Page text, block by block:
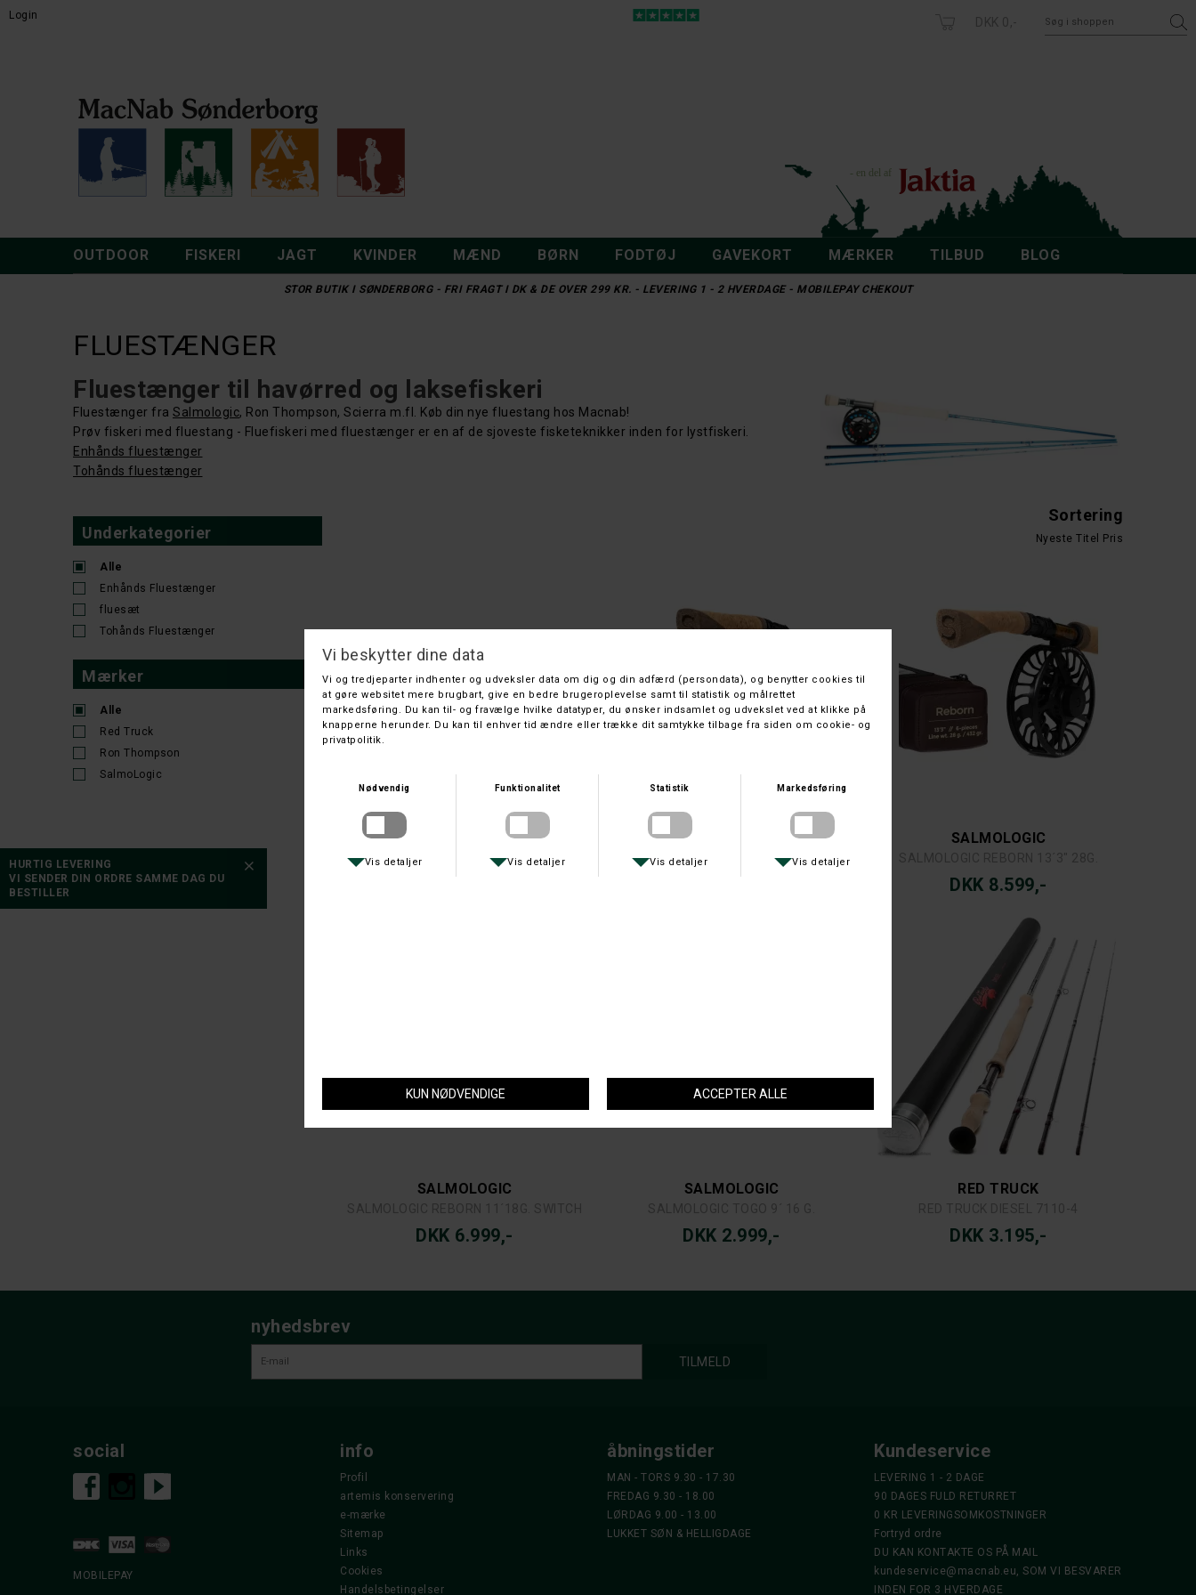
HURTIG LEVERING
VI SENDER DIN ORDRE SAMME DAG DU
BESTILLER
Login DKK 0,-
OUTDOOR FISKERI JAGT KVINDER MÆND BØRN FODTØJ GAVEKORT MÆRKER TILBUD BLOG
STOR BUTIK I SØNDERBORG - FRI FRAGT I DK & DE OVER 299 KR. - LEVERING 1 - 2 HVERDAGE - MOBILEPAY CHEKOUT
FLUESTÆNGER
Fluestænger til havørred og laksefiskeri
Fluestænger fra Salmologic, Ron Thompson, Scierra m.fl. Køb din nye fluestang hos Macnab!
Prøv fiskeri med fluestang - Fluefiskeri med fluestænger er en af de sjoveste fisketeknikker inden for lystfiskeri.
Enhånds fluestænger
Tohånds fluestænger
Underkategorier
Alle
Enhånds Fluestænger
fluesæt
Tohånds Fluestænger
Mærker
Alle
Red Truck
Ron Thompson
SalmoLogic
Sortering
Nyeste Titel Pris
RON THOMPSON
RT TRAVELFORCE 6/7
SALMOLOGIC
SALMOLOGIC REBORN 13´9" 33 G.
SALMOLOGIC
DKK 8.599,-
SALMOLOGIC
DKK 6.999,-
SALMOLOGIC
DKK 2.999,-
RED TRUCK
DKK 3.195,-
nyhedsbrev
social
MOBILEPAY
info
Profil
artemis konservering
e-mærke
Sitemap
Links
Cookies
Handelsbetingelser
åbningstider
MAN - TORS 9.30 - 17.30
FREDAG 9.30 - 18.00
LØRDAG 9.00 - 13.00
LUKKET SØN & HELLIGDAGE
Kundeservice
LEVERING 1 - 2 DAGE
90 DAGES FULD RETURRET
0 KR LEVERINGSOMKOSTNINGER
Fortryd ordre
DU KAN KONTAKTE OS PÅ MAIL
kundeservice@macnab.eu, SOM VI BESVARER
INDEN FOR 3 HVERDAGE